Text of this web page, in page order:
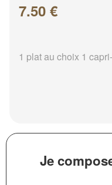
7.50 €
1 plat au choix 1
Je